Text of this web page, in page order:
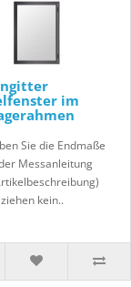
im
Sie die Endmaße
Messanleitung
kein..